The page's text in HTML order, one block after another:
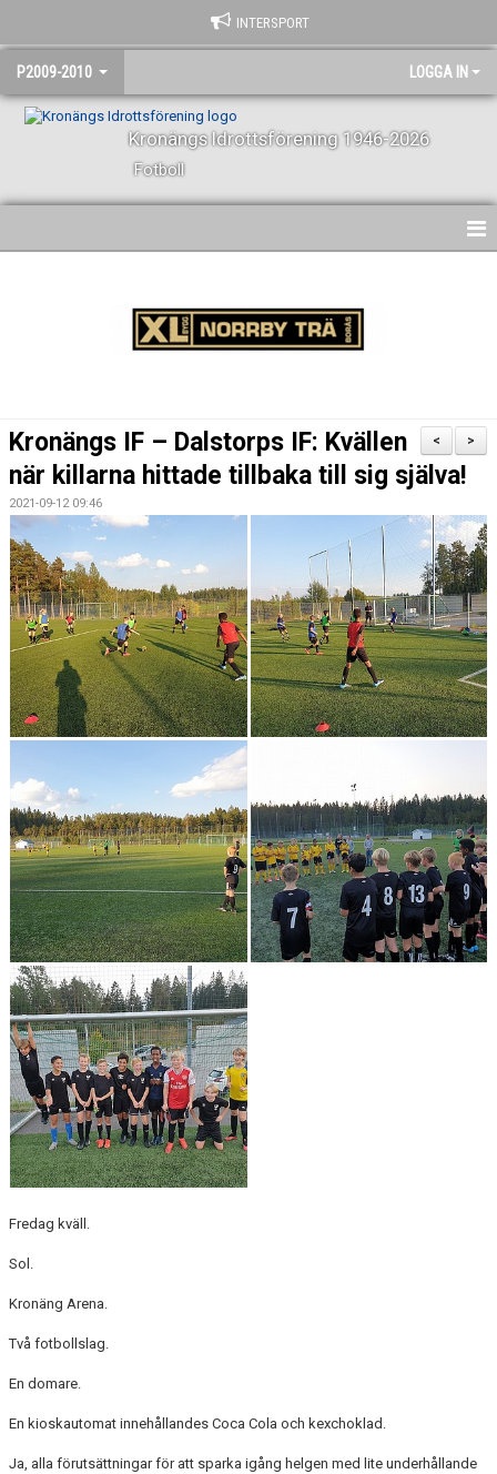
INTERSPORT
P2009-2010 LOGGA IN
Kronängs Idrottsförening 1946-2026
Fotboll
TRUPPEN
BILDGALLERI
DOKUMENT
KONTAKT
>
<
Kronängs IF – Dalstorps IF: Kvällen
när killarna hittade tillbaka till sig själva!
2021-09-12 09:46
Fredag kväll.
Sol.
Kronäng Arena.
Två fotbollslag.
En domare.
En kioskautomat innehållandes Coca Cola och kexchoklad.
Ja, alla förutsättningar för att sparka igång helgen med lite underhållande